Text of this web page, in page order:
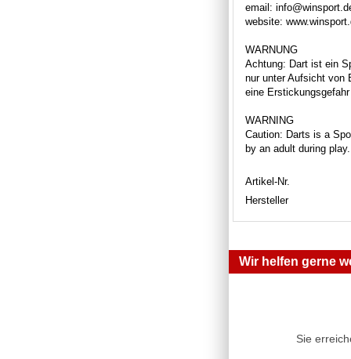
email:
website:
WARNUNG
Achtung: Dart ist ein
nur unter Aufsicht von
eine Erstickungsgefahr
WARNING
Caution: Darts is a
by an adult during
Artikel-Nr.
Hersteller
Wir helfen gerne
Sie